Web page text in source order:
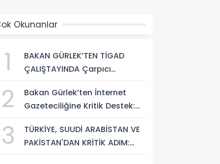
Okunanlar
1
BAKAN GÜRLEK’TEN TİGAD
ÇALIŞTAYINDA Çarpıcı
Yeni Bir Aydınlığa Uyanacağız"
2
Bakan Gürlek’ten İnternet
Gazeteciliğine Kritik Destek:
Toplanmalıyız, Yasal
Düzenlemeye Hazırız"
3
TÜRKİYE, SUUDİ ARABİSTAN VE
PAKİSTAN'DAN KRİTİK ADIM: